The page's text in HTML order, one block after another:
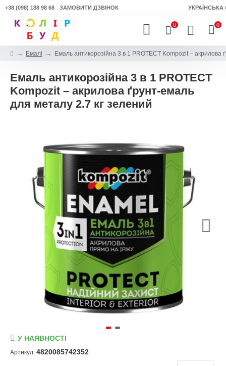
+38 (098) 188 98 68 ЗАМОВИТИ ДЗВІНОК УКРАЇНСЬКА
0 0
Емалі Емаль антикорозійна 3 в 1 PROTECT Kompozit – акрилова
Емаль антикорозійна 3 в 1 PROTECT
Kompozit – акрилова ґрунт-емаль
для металу 2.7 кг зелений
У НАЯВНОСТІ
Артикул: 4820085742352